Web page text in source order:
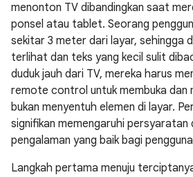
menonton TV dibandingkan saat
ponsel atau tablet. Seorang
sekitar 3 meter dari layar, sehingga
terlihat dan teks yang kecil sulit
duduk jauh dari TV, mereka harus
remote control untuk membuka dan
bukan menyentuh elemen di layar.
signifikan memengaruhi persyaratan
pengalaman yang baik bagi
Langkah pertama menuju